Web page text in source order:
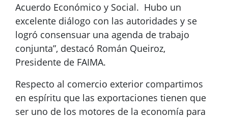
Acuerdo Económico y Social. Hubo un
excelente diálogo con las autoridades y se
logró consensuar una agenda de trabajo
conjunta”, destacó Román Queiroz,
Presidente de FAIMA.
Respecto al comercio exterior compartimos
en espíritu que las exportaciones tienen que
ser uno de los motores de la economía para